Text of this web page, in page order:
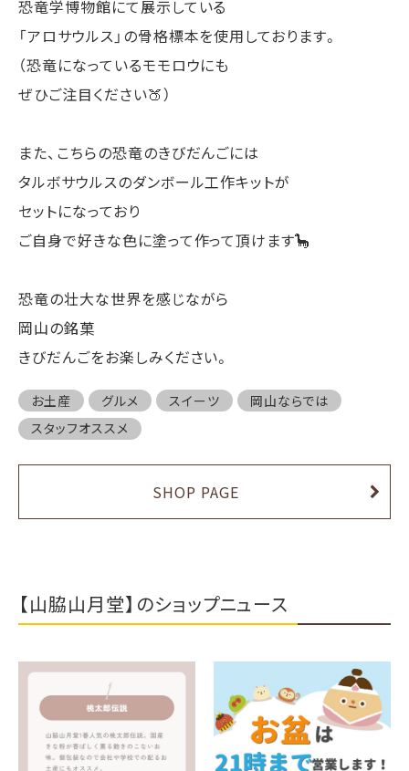
恐竜学博物館にて展示している
「アロサウルス」の骨格標本を使用しております。
（恐竜になっているモモロウにも
ぜひご注目ください🍑）
また、こちらの恐竜のきびだんごには
タルボサウルスのダンボール工作キットが
セットになっており
ご自身で好きな色に塗って作って頂けます🦕
恐竜の壮大な世界を感じながら
岡山の銘菓
きびだんごをお楽しみください。
お土産 グルメ スイーツ
岡山ならでは
スタッフオススメ
SHOP PAGE
【山脇山月堂】のショップニュース